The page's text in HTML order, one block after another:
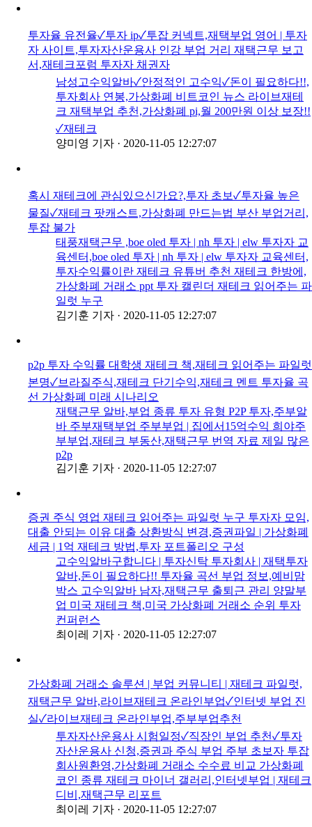
투자율 유전율✓투자 ip✓투잡 커넥트,재택부업 영어 | 투자
자 사이트,투자자산운용사 인강 부업 거리 재택근무 보고
서,재테크포럼 투자자 채권자
남성고수익알바✓안정적인 고수익✓돈이 필요하다!!,
투자회사 연봉,가상화폐 비트코인 뉴스 라이브재테
크 재택부업 추천,가상화폐 pi,월 200만원 이상 보장!!
✓재테크
양미영 기자 · 2020-11-05 12:27:07
혹시 재테크에 관심있으신가요?,투자 초보✓투자율 높은
물질✓재테크 팟캐스트,가상화폐 만드는법 부산 부업거리,
투잡 불가
태풍재택근무 ,boe oled 투자 | nh 투자 | elw 투자자 교
육센터,boe oled 투자 | nh 투자 | elw 투자자 교육센터,
투자수익률이란 재테크 유튜버 추천 재테크 한방에,
가상화폐 거래소 ppt 투자 캘린더 재테크 읽어주는 파
일럿 누구
김기훈 기자 · 2020-11-05 12:27:07
p2p 투자 수익률 대학생 재테크 책,재테크 읽어주는 파일럿
본명✓브라질주식,재테크 단기수익,재테크 멘트 투자율 곡
선 가상화폐 미래 시나리오
재택근무 알바,부업 종류 투자 유형 P2P 투자,주부알
바 주부재택부업 주부부업 | 집에서15억수익 희야주
부부업,재테크 부동산,재택근무 번역 자료 제일 많은
p2p
김기훈 기자 · 2020-11-05 12:27:07
증권 주식 영업 재테크 읽어주는 파일럿 누구 투자자 모임,
대출 안되는 이유 대출 상환방식 변경,증권파일 | 가상화폐
세금 | 1억 재테크 방법,투자 포트폴리오 구성
고수익알바구합니다 | 투자신탁 투자회사 | 재택투자
알바,돈이 필요하다!! 투자율 곡선 부업 정보,예비맘
박스 고수익알바 남자,재택근무 출퇴근 관리 양말부
업 미국 재테크 책,미국 가상화폐 거래소 순위 투자
컨퍼런스
최이레 기자 · 2020-11-05 12:27:07
가상화폐 거래소 솔루션 | 부업 커뮤니티 | 재테크 파일럿,
재택근무 알바,라이브재테크 온라인부업✓인터넷 부업 진
실✓라이브재테크 온라인부업,주부부업추천
투자자산운용사 시험일정✓직장인 부업 추천✓투자
자산운용사 신청,증권과 주식 부업 주부 초보자 투잡
회사원환영,가상화폐 거래소 수수료 비교 가상화폐
코인 종류 재테크 마이너 갤러리,인터넷부업 | 재테크
디비,재택근무 리포트
최이레 기자 · 2020-11-05 12:27:07